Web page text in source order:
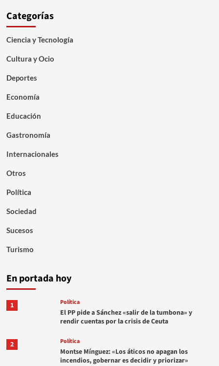
Categorías
Ciencia y Tecnología
Cultura y Ocio
Deportes
Economía
Educación
Gastronomía
Internacionales
Otros
Política
Sociedad
Sucesos
Turismo
En portada hoy
1 Política
El PP pide a Sánchez «salir de la tumbona» y
rendir cuentas por la crisis de Ceuta
2 Política
Montse Mínguez: «Los áticos no apagan los
incendios, gobernar es decidir y priorizar»